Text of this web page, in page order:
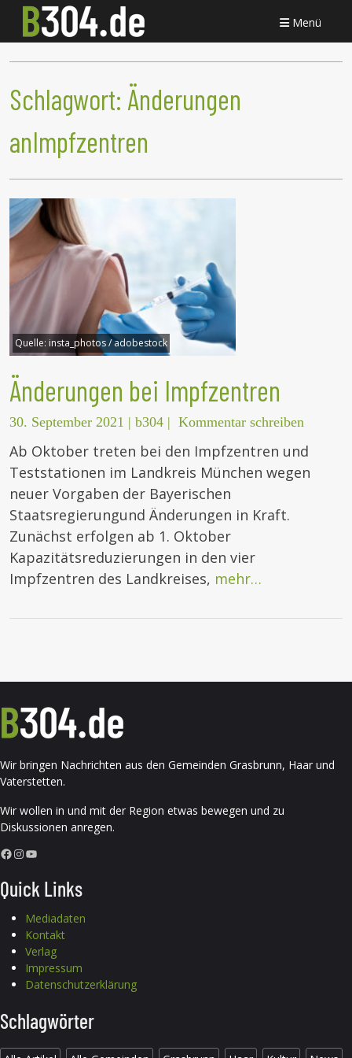
Menü
Schlagwort: Änderungen
anImpfzentren
Quelle: insta_photos / adobestock
Änderungen bei Impfzentren
30. September 2021 | b304 | Kommentar schreiben
Ab Oktober treten bei den Impfzentren und
Teststationen im Landkreis München wegen
neuer Vorgaben der Bayerischen
Staatsregierungund Änderungen in Kraft.
Zunächst erfolgen ab 1. Oktober
Kapazitätsreduzierungen in den vier
Impfzentren des Landkreises, mehr…
Wir bringen Nachrichten aus den Gemeinden Grasbrunn, Haar und
Vaterstetten.
Wir wollen in und mit der Region etwas bewegen und zu
Diskussionen anregen.
Facebook InstagramYouTube
Quick Links
Mediadaten
Kontakt
Verlag
Impressum
Datenschutzerklärung
Schlagwörter